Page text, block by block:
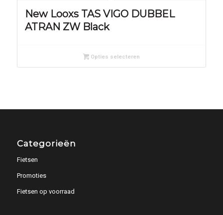
New Looxs TAS VIGO DUBBEL
ATRAN ZW Black
Opties selecteren
Categorieën
Fietsen
Promoties
Fietsen op voorraad